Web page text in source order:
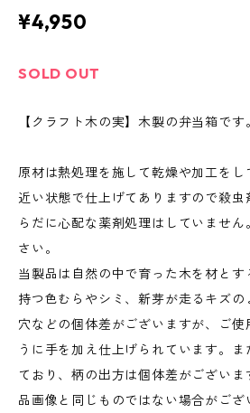
¥4,950
SOLD OUT
【クラフト木の実】木製の弁当箱です。
原材は熱処理を施して乾燥や加工をし
近い状態で仕上げてありますので殺
らだに心配な薬剤処理はしていませ
さい。
当製品は自然の中で育った木を材と
持つ色むらやシミ、新芽が走るキズ
穴などの個体差がございますが、ご使
うに手を加え仕上げられています。
ており、柄の出方は個体差がござい
品画像と同じものではない場合がご